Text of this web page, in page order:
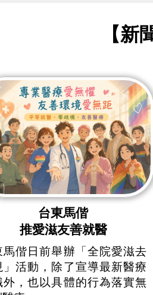
【新
台東馬偕
推愛滋友善就醫
馬偕日前舉辦「全院愛滋去
」活動，除了宣導最新醫療
外，也以具體的行為落實無